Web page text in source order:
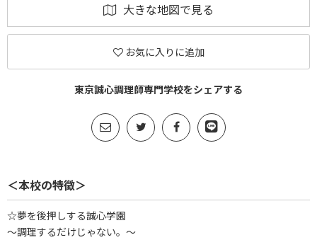
大きな地図で見る
お気に入りに追加
東京誠心調理師専門学校をシェアする
＜本校の特徴＞
☆夢を後押しする誠心学園
～調理するだけじゃない。～